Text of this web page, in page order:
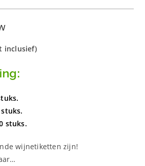
inclusief)
stuks.
wijnetiketten zijn!